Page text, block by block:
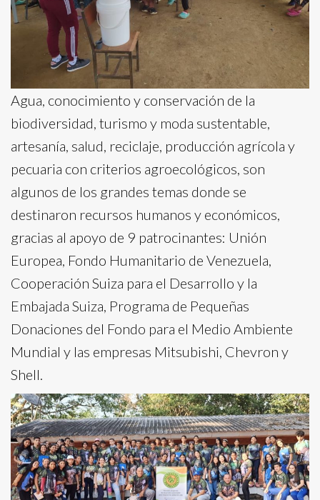
Agua, conocimiento y conservación de la
biodiversidad, turismo y moda sustentable,
artesanía, salud, reciclaje, producción agrícola y
pecuaria con criterios agroecológicos, son
algunos de los grandes temas donde se
destinaron recursos humanos y económicos,
gracias al apoyo de 9 patrocinantes: Unión
Europea, Fondo Humanitario de Venezuela,
Cooperación Suiza para el Desarrollo y la
Embajada Suiza, Programa de Pequeñas
Donaciones del Fondo para el Medio Ambiente
Mundial y las empresas Mitsubishi, Chevron y
Shell.